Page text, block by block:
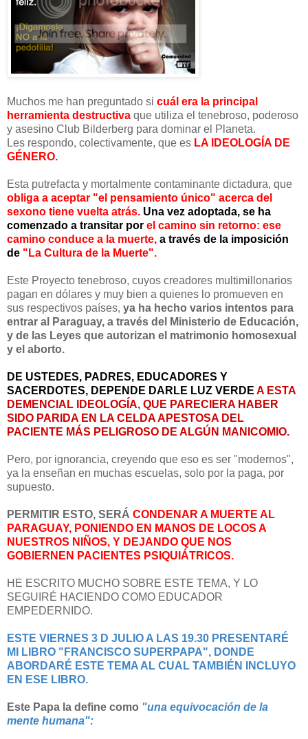
Muchos me han preguntado si cuál era la principal
herramienta destructiva que utiliza el tenebroso, poderoso
y asesino Club Bilderberg para dominar el Planeta.
Les respondo, colectivamente, que es LA IDEOLOGÍA DE
GÉNERO.
Esta putrefacta y mortalmente contaminante dictadura, que
obliga a aceptar "el pensamiento único" acerca del
sexono tiene vuelta atrás. Una vez adoptada, se ha
comenzado a transitar por el camino sin retorno: ese
camino conduce a la muerte, a través de la imposición
de "La Cultura de la Muerte".
Este Proyecto tenebroso, cuyos creadores multimillonarios
pagan en dólares y muy bien a quienes lo promueven en
sus respectivos países, ya ha hecho varios intentos para
entrar al Paraguay, a través del Ministerio de Educación,
y de las Leyes que autorizan el matrimonio homosexual
y el aborto.
DE USTEDES, PADRES, EDUCADORES Y
SACERDOTES, DEPENDE DARLE LUZ VERDE A ESTA
DEMENCIAL IDEOLOGÍA, QUE PARECIERA HABER
SIDO PARIDA EN LA CELDA APESTOSA DEL
PACIENTE MÁS PELIGROSO DE ALGÚN MANICOMIO.
Pero, por ignorancia, creyendo que eso es ser "modernos",
ya la enseñan en muchas escuelas, solo por la paga, por
supuesto.
PERMITIR ESTO, SERÁ CONDENAR A MUERTE AL
PARAGUAY, PONIENDO EN MANOS DE LOCOS A
NUESTROS NIÑOS, Y DEJANDO QUE NOS
GOBIERNEN PACIENTES PSIQUIÁTRICOS.
HE ESCRITO MUCHO SOBRE ESTE TEMA, Y LO
SEGUIRÉ HACIENDO COMO EDUCADOR
EMPEDERNIDO.
ESTE VIERNES 3 D JULIO A LAS 19.30 PRESENTARÉ
MI LIBRO "FRANCISCO SUPERPAPA", DONDE
ABORDARÉ ESTE TEMA AL CUAL TAMBIÉN INCLUYO
EN ESE LIBRO.
Este Papa la define como "una equivocación de la
mente humana":